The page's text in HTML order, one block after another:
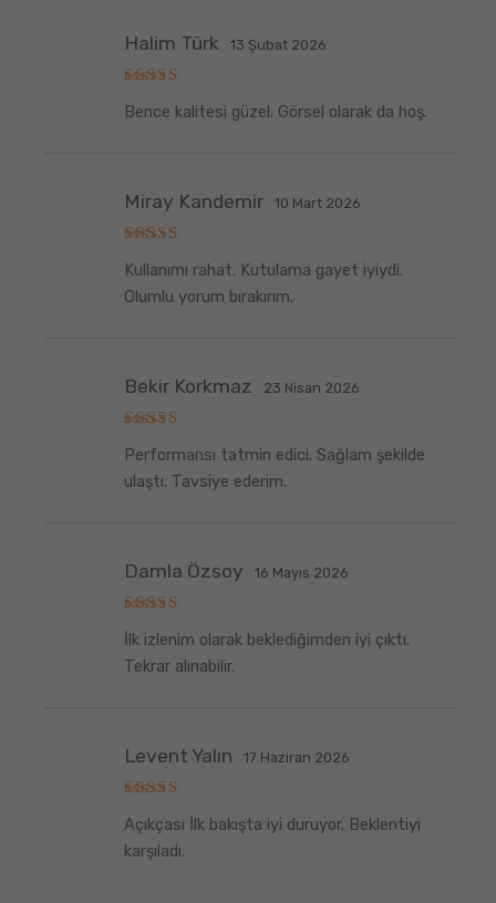
üzerinden
Halim Türk 13 Şubat 2026
Bence kalitesi güzel. Görsel olarak da hoş.
üzerinden
5oy aldı
Miray Kandemir 10 Mart 2026
Kullanımı rahat. Kutulama gayet iyiydi.
Olumlu yorum bırakırım.
üzerinden
5oy aldı
Bekir Korkmaz 23 Nisan 2026
Performansı tatmin edici. Sağlam şekilde
ulaştı. Tavsiye ederim.
üzerinden
5 oy aldı
Damla Özsoy 16 Mayıs 2026
İlk izlenim olarak beklediğimden iyi çıktı.
Tekrar alınabilir.
üzerinden
5
oy aldı
Levent Yalın 17 Haziran 2026
Açıkçası İlk bakışta iyi duruyor. Beklentiyi
karşıladı.